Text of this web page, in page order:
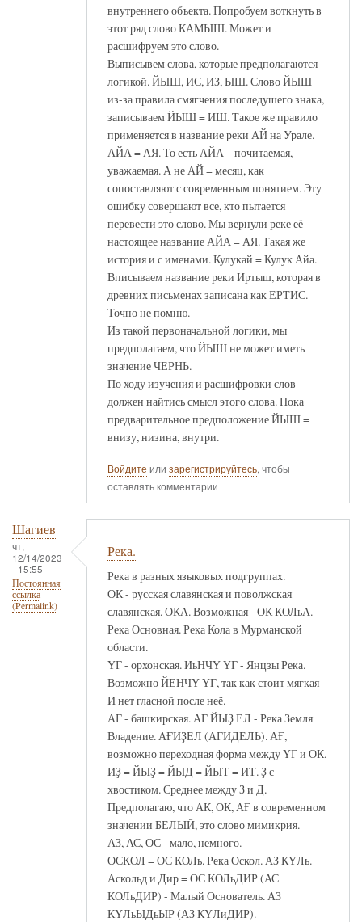
внутреннего объекта. Попробуем воткнуть в
этот ряд слово КАМЫШ. Может и
расшифруем это слово.
Выписывем слова, которые предполагаются
логикой. ЙЫШ, ИС, ИЗ, ЫШ. Слово ЙЫШ
из-за правила смягчения последушего знака,
записываем ЙЫШ = ИШ. Такое же правило
применяется в название реки АЙ на Урале.
АЙА = АЯ. То есть АЙА – почитаемая,
уважаемая. А не АЙ = месяц, как
сопоставляют с современным понятием. Эту
ошибку совершают все, кто пытается
перевести это слово. Мы вернули реке её
настоящее название АЙА = АЯ. Такая же
история и с именами. Кулукай = Кулук Айа.
Вписываем название реки Иртыш, которая в
древних письменах записана как ЕРТИС.
Точно не помню.
Из такой первоначальной логики, мы
предполагаем, что ЙЫШ не может иметь
значение ЧЕРНЬ.
По ходу изучения и расшифровки слов
должен найтись смысл этого слова. Пока
предварительное предположение ЙЫШ =
внизу, низина, внутри.
Войдите или зарегистрируйтесь, чтобы
оставлять комментарии
Шагиев
чт,
12/14/2023
- 15:55
Постоянная
ссылка
(Permalink)
Река.
Река в разных языковых подгруппах.
ОК - русская славянская и поволжская
славянская. ОКА. Возможная - ОК КОЛьА.
Река Основная. Река Кола в Мурманской
области.
ҮГ - орхонская. ИьНЧҮ ҮГ - Янцзы Река.
Возможно ЙЕНЧҮ ҮГ, так как стоит мягкая
И нет гласной после неё.
АҒ - башкирская. АҒ ЙЫҘ ЕЛ - Река Земля
Владение. АҒИҘЕЛ (АГИДЕЛЬ). АҒ,
возможно переходная форма между ҮГ и ОК.
ИҘ = ЙЫҘ = ЙЫД = ЙЫТ = ИТ. Ҙ с
хвостиком. Среднее между З и Д.
Предполагаю, что АК, ОК, АҒ в современном
значении БЕЛЫЙ, это слово мимикрия.
АЗ, АС, ОС - мало, немного.
ОСКОЛ = ОС КОЛь. Река Оскол. АЗ КҮЛь.
Аскольд и Дир = ОС КОЛьДИР (АС
КОЛьДИР) - Малый Основатель. АЗ
КҮЛьЫДьЫР (АЗ КҮЛиДИР).